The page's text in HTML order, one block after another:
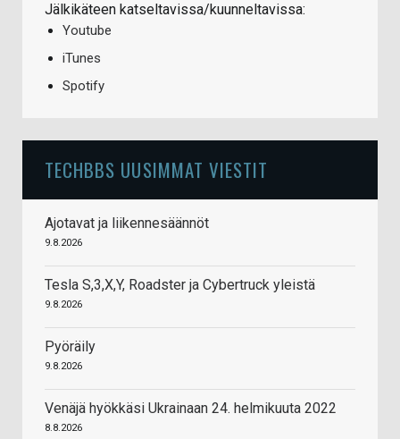
Jälkikäteen katseltavissa/kuunneltavissa:
Youtube
iTunes
Spotify
TECHBBS UUSIMMAT VIESTIT
Ajotavat ja liikennesäännöt
9.8.2026
Tesla S,3,X,Y, Roadster ja Cybertruck yleistä
9.8.2026
Pyöräily
9.8.2026
Venäjä hyökkäsi Ukrainaan 24. helmikuuta 2022
8.8.2026